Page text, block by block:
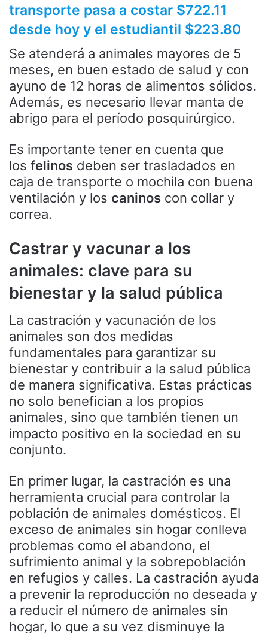
transporte pasa a costar $722.11
desde hoy y el estudiantil $223.80
Se atenderá a animales mayores de 5
meses, en buen estado de salud y con
ayuno de 12 horas de alimentos sólidos.
Además, es necesario llevar manta de
abrigo para el período posquirúrgico.
Es importante tener en cuenta que
los felinos deben ser trasladados en
caja de transporte o mochila con buena
ventilación y los caninos con collar y
correa.
Castrar y vacunar a los
animales: clave para su
bienestar y la salud pública
La castración y vacunación de los
animales son dos medidas
fundamentales para garantizar su
bienestar y contribuir a la salud pública
de manera significativa. Estas prácticas
no solo benefician a los propios
animales, sino que también tienen un
impacto positivo en la sociedad en su
conjunto.
En primer lugar, la castración es una
herramienta crucial para controlar la
población de animales domésticos. El
exceso de animales sin hogar conlleva
problemas como el abandono, el
sufrimiento animal y la sobrepoblación
en refugios y calles. La castración ayuda
a prevenir la reproducción no deseada y
a reducir el número de animales sin
hogar, lo que a su vez disminuye la